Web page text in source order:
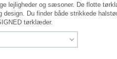
lejligheder og sæsoner. De flotte
design. Du finder både strikkede
tørklæder.